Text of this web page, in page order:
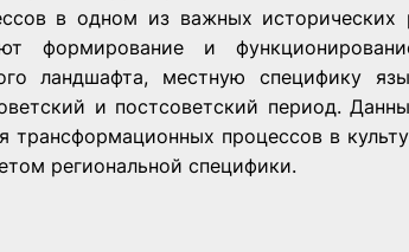
в одном из важных
формирование и
ландшафта, местную специфику
и постсоветский период.
трансформационных процессов в
региональной специфики.